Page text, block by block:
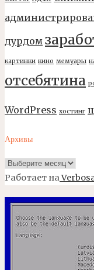
дурдом
картинки кино мемуары
отсебятина
WordPress хостинг
Архивы
Архивы
Работает на